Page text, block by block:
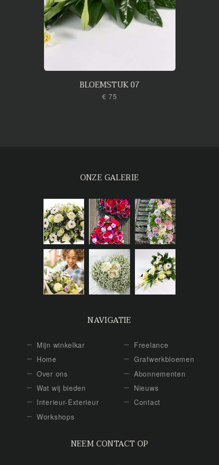
BLOEMSTUK 07
€ 75
ONZE GALERIE
NAVIGATIE
Mijn winkelkar
Home
Over ons
Wat wij bieden
Interieur-Exterieur
Workshops
Freelance
Grafwerkbloemen
Abonnementen
Nieuws
Contact
NEEM CONTACT OP